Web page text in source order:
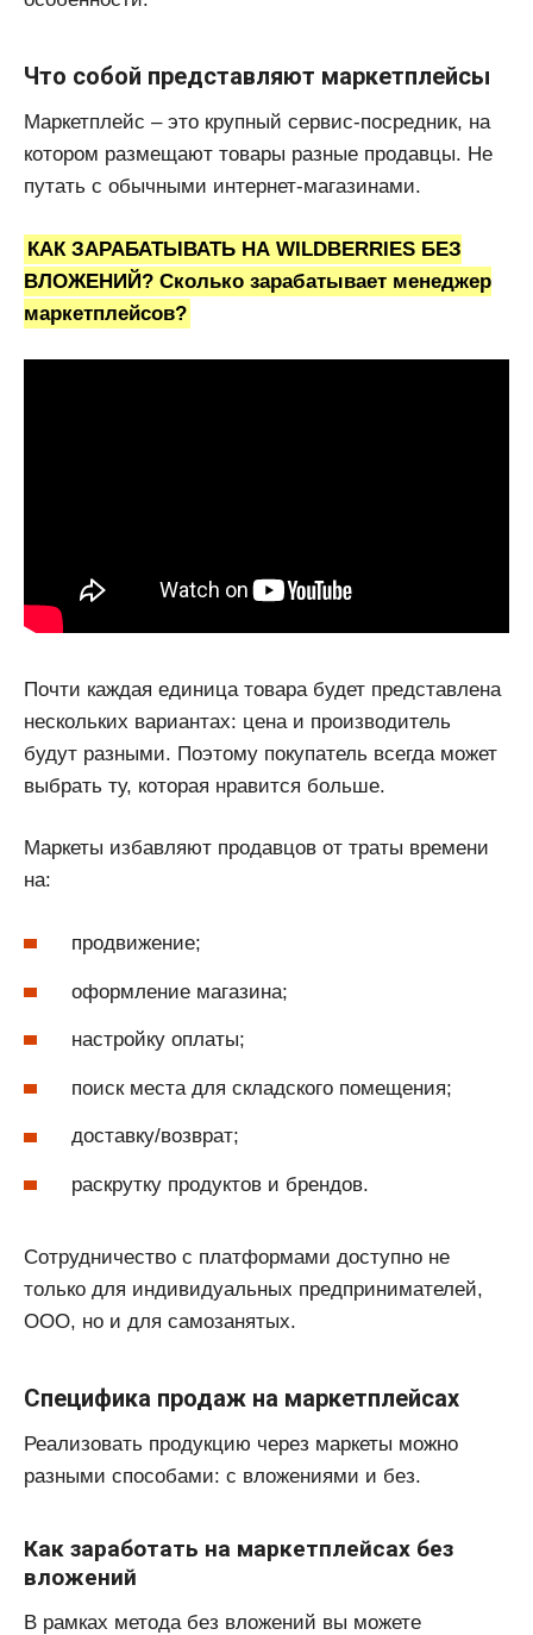
Что собой представляют маркетплейсы
Маркетплейс – это крупный сервис-посредник, на
котором размещают товары разные продавцы. Не
путать с обычными интернет-магазинами.
КАК ЗАРАБАТЫВАТЬ НА WILDBERRIES БЕЗ
ВЛОЖЕНИЙ? Сколько зарабатывает менеджер
маркетплейсов?
Почти каждая единица товара будет представлена
нескольких вариантах: цена и производитель
будут разными. Поэтому покупатель всегда может
выбрать ту, которая нравится больше.
Маркеты избавляют продавцов от траты времени
на:
продвижение;
оформление магазина;
настройку оплаты;
поиск места для складского помещения;
доставку/возврат;
раскрутку продуктов и брендов.
Сотрудничество с платформами доступно не
только для индивидуальных предпринимателей,
ООО, но и для самозанятых.
Специфика продаж на маркетплейсах
Реализовать продукцию через маркеты можно
разными способами: с вложениями и без.
Как заработать на маркетплейсах без
вложений
В рамках метода без вложений вы можете